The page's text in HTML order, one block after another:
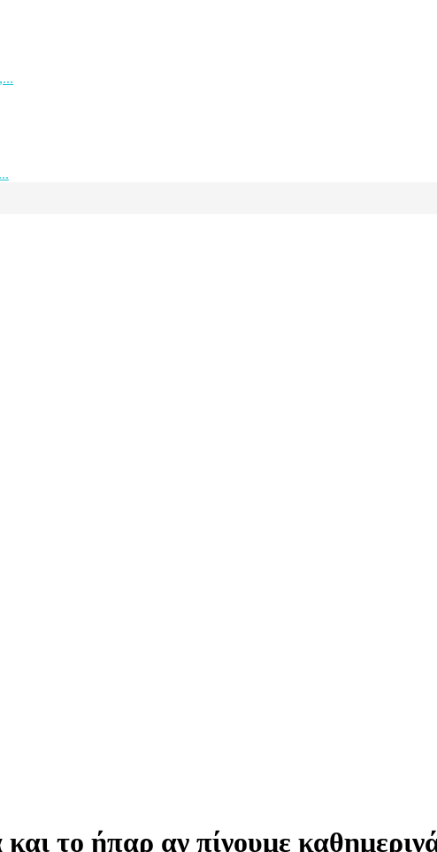
το ήπαρ αν πίνουμε